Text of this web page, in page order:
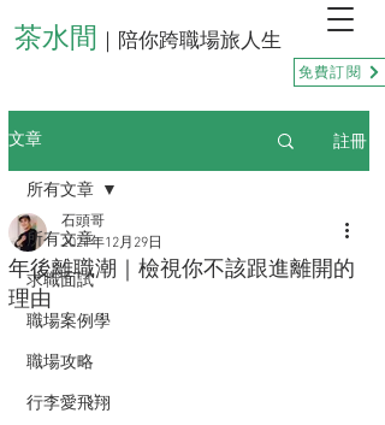
茶水間 ｜陪你跨職場旅人生
免費訂閱
文章 註冊
所有文章
求職面試
職場案例學
職場攻略
行李愛飛翔
所有文章
年後離職潮｜檢視你不該跟進離開的
理由
石頭哥
2021年12月29日